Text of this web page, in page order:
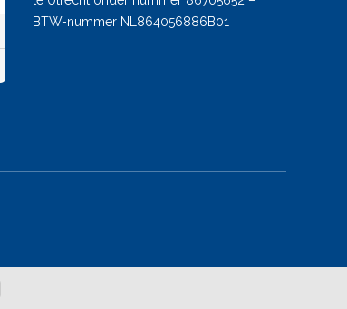
BTW-nummer NL864056886B01